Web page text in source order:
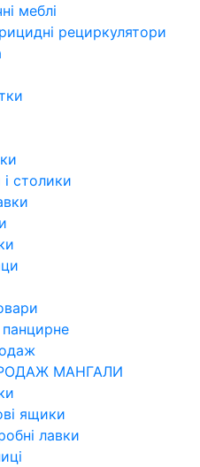
меблі
рециркулятори
столики
МАНГАЛИ
ящики
лавки